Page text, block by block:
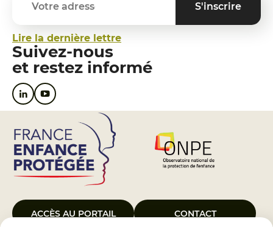
Lire la dernière lettre
Suivez-nous
et restez informé
ACCÈS AU PORTAIL CONTACT